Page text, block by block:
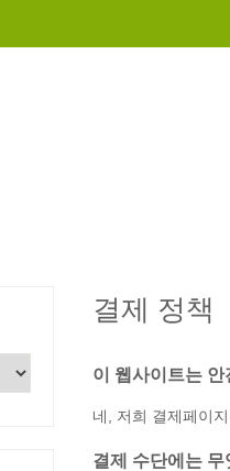
결제 정책
이 웹사이트는
네, 저희 결제페이
결제 수단에는